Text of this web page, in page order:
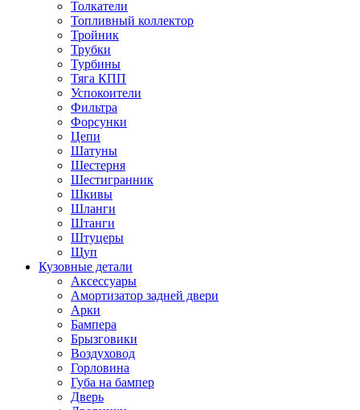
Толкатели
Топливный коллектор
Тройник
Трубки
Турбины
Тяга КПП
Успокоители
Фильтра
Форсунки
Цепи
Шатуны
Шестерня
Шестигранник
Шкивы
Шланги
Штанги
Штуцеры
Щуп
Кузовные детали
Аксессуары
Амортизатор задней двери
Арки
Бампера
Брызговики
Воздуховод
Горловина
Губа на бампер
Дверь